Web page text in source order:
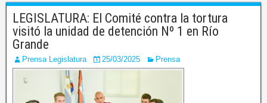
LEGISLATURA: El Comité contra la tortura
visitó la unidad de detención Nº 1 en Río
Grande
Prensa Legislatura 25/03/2025 Prensa